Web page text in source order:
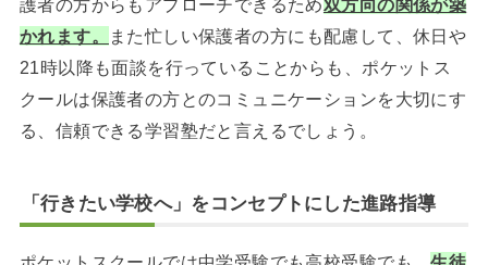
護者の方からもアプローチできるため双方向の関係が築
かれます。
また忙しい保護者の方にも配慮して、休日や
21時以降も面談を行っていることからも、ポケットス
クールは保護者の方とのコミュニケーションを大切にす
る、信頼できる学習塾だと言えるでしょう。
「行きたい学校へ」をコンセプトにした進路指導